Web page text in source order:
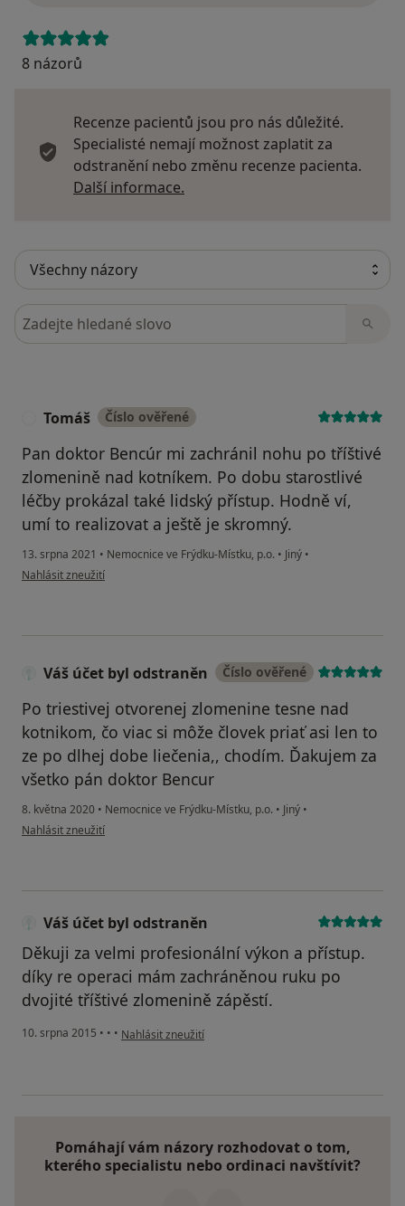
8 názorů
Recenze pacientů jsou pro nás důležité.
Specialisté nemají možnost zaplatit za
odstranění nebo změnu recenze pacienta.
Další informace.
Hledejte v názorech
Tomáš Číslo ověřené
Pan doktor Bencúr mi zachránil nohu po tříštivé
zlomenině nad kotníkem. Po dobu starostlivé
léčby prokázal také lidský přístup. Hodně ví,
umí to realizovat a ještě je skromný.
13. srpna 2021 • Nemocnice ve Frýdku-Místku, p.o. • Jiný •
podle názoru uživatele Tomáš
Nahlásit zneužití
Váš účet byl odstraněn Číslo ověřené
Po triestivej otvorenej zlomenine tesne nad
kotnikom, čo viac si môže človek priať asi len to
ze po dlhej dobe liečenia,, chodím. Ďakujem za
všetko pán doktor Bencur
8. května 2020 • Nemocnice ve Frýdku-Místku, p.o. • Jiný •
podle názoru uživatele Váš účet byl odstraněn
Nahlásit zneužití
Váš účet byl odstraněn
Děkuji za velmi profesionální výkon a přístup.
díky re operaci mám zachráněnou ruku po
dvojité tříštivé zlomenině zápěstí.
10. srpna 2015 • • • podle názoru uživatele Váš účet byl odstraněn
Nahlásit zneužití
Pomáhají vám názory rozhodovat o tom,
kterého specialistu nebo ordinaci navštívit?